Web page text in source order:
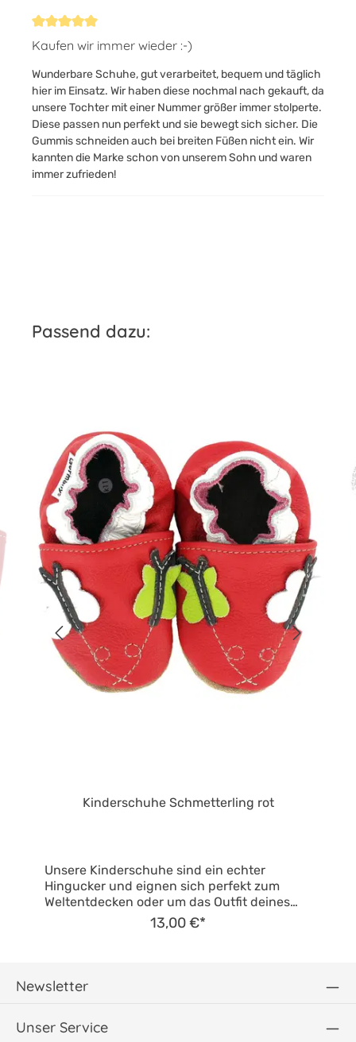
Bewertung mit 5 von 5 Sternen
Kaufen wir immer wieder :-)
Wunderbare Schuhe, gut verarbeitet, bequem und täglich
hier im Einsatz. Wir haben diese nochmal nach gekauft, da
unsere Tochter mit einer Nummer größer immer stolperte.
Diese passen nun perfekt und sie bewegt sich sicher. Die
Gummis schneiden auch bei breiten Füßen nicht ein. Wir
kannten die Marke schon von unserem Sohn und waren
immer zufrieden!
Produktgalerie überspringen
Passend dazu:
Kinderschuhe Schmetterling rot
Unsere Kinderschuhe sind ein echter
Hingucker und eignen sich perfekt zum
Weltentdecken oder um das Outfit deines
Kindes mit einem schicken Detail
abzurunden. Sie unterstützen zunächst die
geben, und sind später ein äußerst beliebter
Begleiter zuhause, in der Kita oder beim
einem durchdachten Design Die Schuhe
13,00 €*
Newsletter
Unser Service